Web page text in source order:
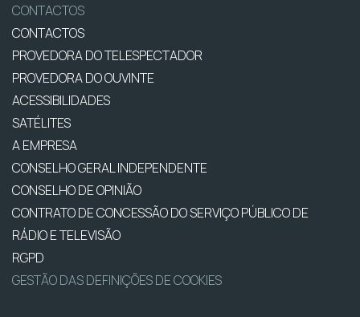
CONTACTOS
CONTACTOS
PROVEDORA DO TELESPECTADOR
PROVEDORA DO OUVINTE
ACESSIBILIDADES
SATÉLITES
A EMPRESA
CONSELHO GERAL INDEPENDENTE
CONSELHO DE OPINIÃO
CONTRATO DE CONCESSÃO DO SERVIÇO PÚBLICO DE
RÁDIO E TELEVISÃO
RGPD
GESTÃO DAS DEFINIÇÕES DE COOKIES